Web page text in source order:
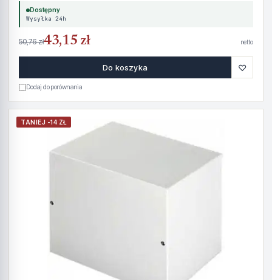
Dostępny
Wysyłka 24h
50,76 zł43,15 zł netto
Do koszyka ♡
Dodaj do porównania
TANIEJ -14 ZŁ